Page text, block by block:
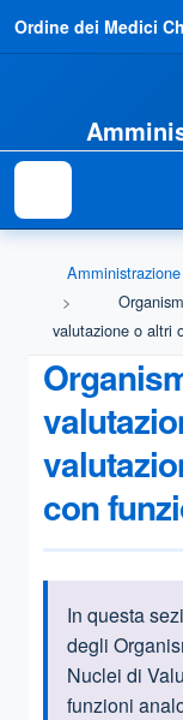
Ordine dei Medici
valutazione o altri
con
In questa
degli
Nuclei di
funzioni